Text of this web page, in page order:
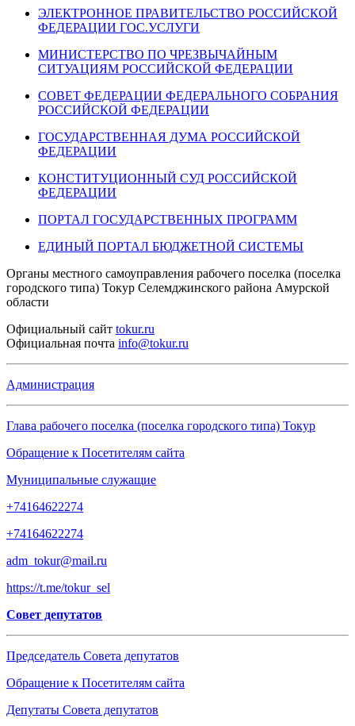
ЭЛЕКТРОННОЕ ПРАВИТЕЛЬСТВО РОССИЙСКОЙ
ФЕДЕРАЦИИ ГОС.УСЛУГИ
МИНИСТЕРСТВО ПО ЧРЕЗВЫЧАЙНЫМ
СИТУАЦИЯМ РОССИЙСКОЙ ФЕДЕРАЦИИ
СОВЕТ ФЕДЕРАЦИИ ФЕДЕРАЛЬНОГО СОБРАНИЯ
РОССИЙСКОЙ ФЕДЕРАЦИИ
ГОСУДАРСТВЕННАЯ ДУМА РОССИЙСКОЙ
ФЕДЕРАЦИИ
КОНСТИТУЦИОННЫЙ СУД РОССИЙСКОЙ
ФЕДЕРАЦИИ
ПОРТАЛ ГОСУДАРСТВЕННЫХ ПРОГРАММ
ЕДИНЫЙ ПОРТАЛ БЮДЖЕТНОЙ СИСТЕМЫ
Органы местного самоуправления рабочего поселка (поселка
городского типа) Токур Селемджинского района Амурской
области
Официальный сайт tokur.ru
Официальная почта info@tokur.ru
Администрация
Глава рабочего поселка (поселка городского типа) Токур
Обращение к Посетителям сайта
Муниципальные служащие
+74164622274
+74164622274
adm_tokur@mail.ru
https://t.me/tokur_sel
Совет депутатов
Председатель Совета депутатов
Обращение к Посетителям сайта
Депутаты Совета депутатов